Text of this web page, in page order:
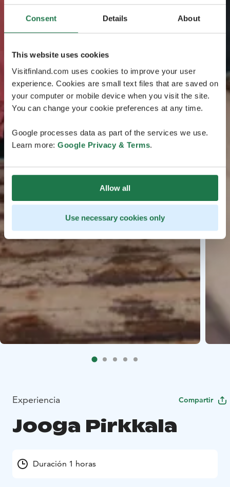
Consent Details About
This website uses cookies
Visitfinland.com uses cookies to improve your user
experience. Cookies are small text files that are saved on
your computer or mobile device when you visit the site.
You can change your cookie preferences at any time.
Google processes data as part of the services we use.
Learn more: Google Privacy & Terms.
Allow all
Use necessary cookies only
Experiencia Compartir
Jooga Pirkkala
Duración 1 horas